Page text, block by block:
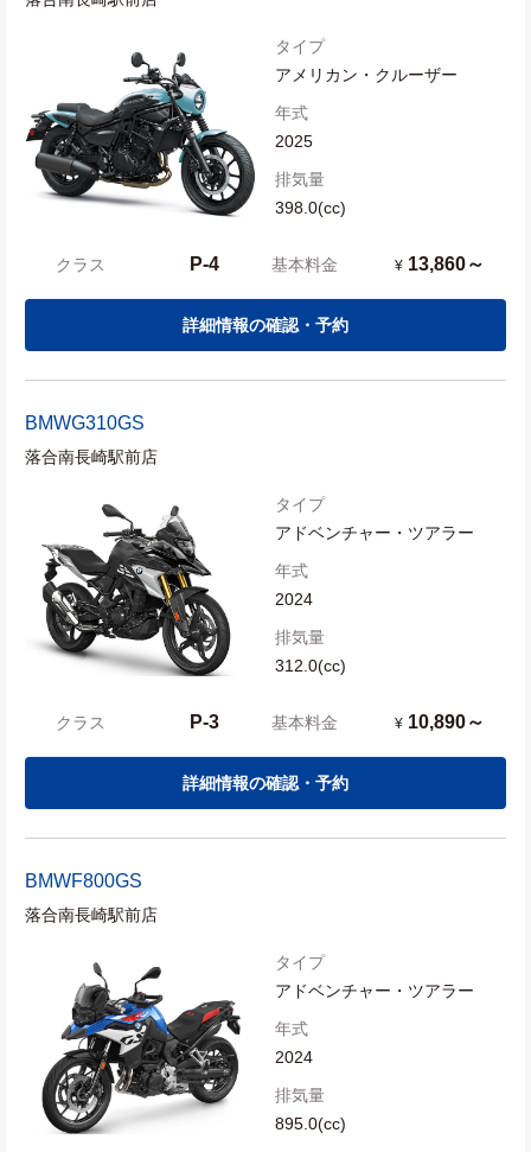
タイプ
アメリカン・クルーザー
年式
2025
排気量
398.0(cc)
クラス P-4 基本料金 ¥ 13,860～
詳細情報の確認・予約
BMWG310GS
落合南長崎駅前店
タイプ
アドベンチャー・ツアラー
年式
2024
排気量
312.0(cc)
クラス P-3 基本料金 ¥ 10,890～
詳細情報の確認・予約
BMWF800GS
落合南長崎駅前店
タイプ
アドベンチャー・ツアラー
年式
2024
排気量
895.0(cc)